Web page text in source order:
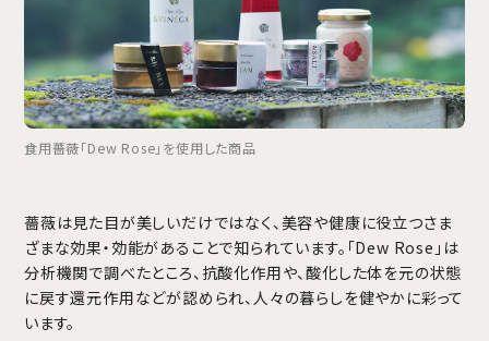
食用薔薇「Dew Rose」を使用した商品
薔薇は見た目が美しいだけではなく、美容や健康に役立つさま
ざまな効果・効能があることで知られています。「Dew Rose」は
分析機関で調べたところ、抗酸化作用や、酸化した体を元の状態
に戻す還元作用などが認められ、人々の暮らしを健やかに彩って
います。